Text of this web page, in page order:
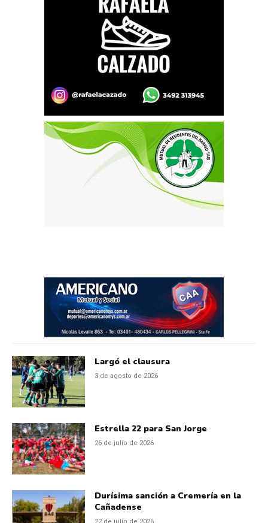
Largó el clausura
3 de agosto de 2026
Estrella 22 para San Jorge
26 de julio de 2026
Durísima sanción a Cremería en la
Cañadense
22 de julio de 2026